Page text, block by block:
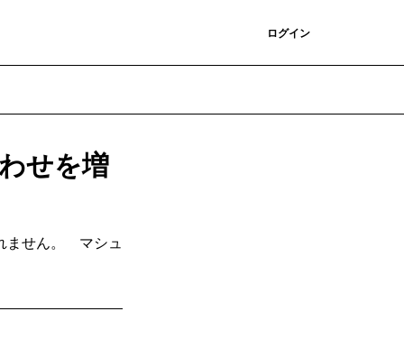
ログイン
せを増
ません。 マシュ